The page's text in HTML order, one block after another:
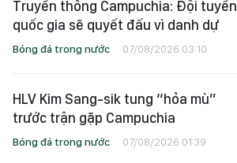
Truyền thông Campuchia: Đội tuyển
quốc gia sẽ quyết đấu vì danh dự
Bóng đá trong nước 07/08/2026 03:10
HLV Kim Sang-sik tung “hỏa mù”
trước trận gặp Campuchia
Bóng đá trong nước 07/08/2026 01:39